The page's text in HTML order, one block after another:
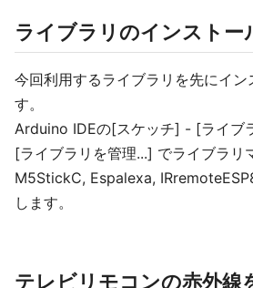
ライブラリのインストー
今回利用するライブラリを先にイン
す。
Arduino IDEの[スケッチ] - [ライブ
[ライブラリを管理...] でライブラリ
M5StickC, Espalexa,
します。
テレビリモコンの赤外線